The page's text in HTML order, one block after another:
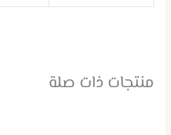
منتجات ذات صلة